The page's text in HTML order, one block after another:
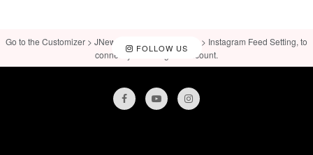
FOLLOW US
Go to the Customizer > JNews : Social, Like & View > Instagram Feed Setting, to
connect your Instagram account.